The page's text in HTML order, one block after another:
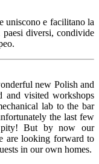
uniscono e facilitano la
diversi, condivide
new Polish and
and visited workshops
lab to the bar
the last few
pity! But by now our
are looking forward to
in our own homes.